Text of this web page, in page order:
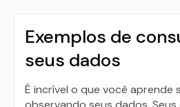
Exemplos de
seus dados
É incrível o que você aprende